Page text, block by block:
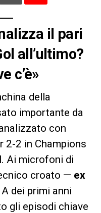
il pari
all’ultimo?
c’è»
della
importante da
con
2-2 in Champions
Ai microfoni di
croato — ex
dei primi anni
gli episodi chiave